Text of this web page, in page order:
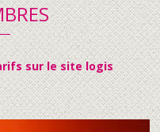
sur le site logis